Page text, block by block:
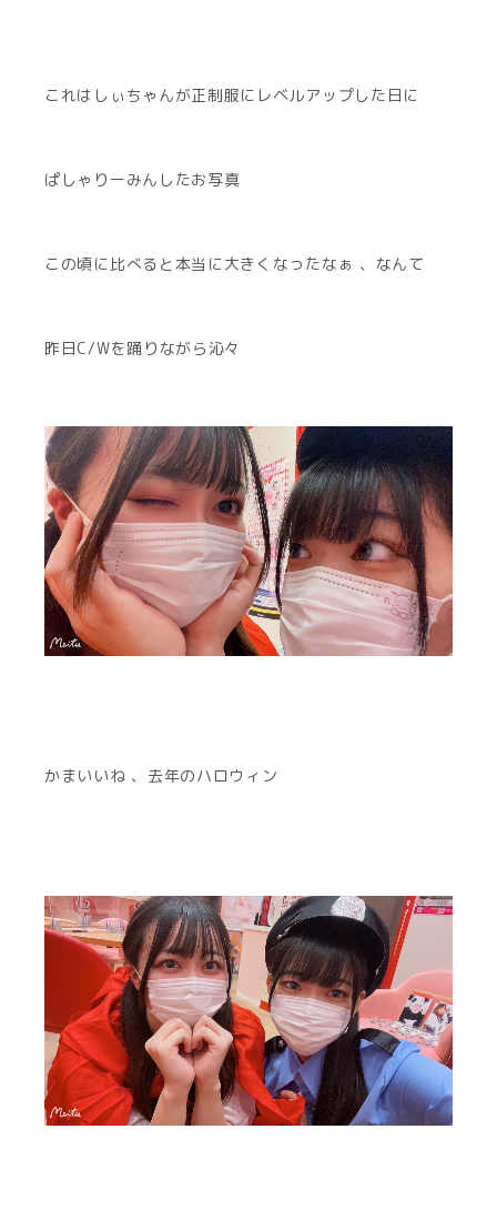
これはしぃちゃんが正制服にレベルアップした日に
ぱしゃりーみんしたお写真
この頃に比べると本当に大きくなったなぁ 、なんて
昨日C/Wを踊りながら沁々
かまいいね 、去年のハロウィン